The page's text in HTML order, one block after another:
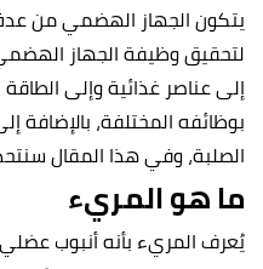
يتكون الجهاز الهضمي من
لتحقيق وظيفة الجهاز
إلى عناصر غذائية وإلى
بوظائفه المختلفة،
الصلبة، وفي هذا المقال
ما هو المريء
يُعرف المريء بأنه أنبوب